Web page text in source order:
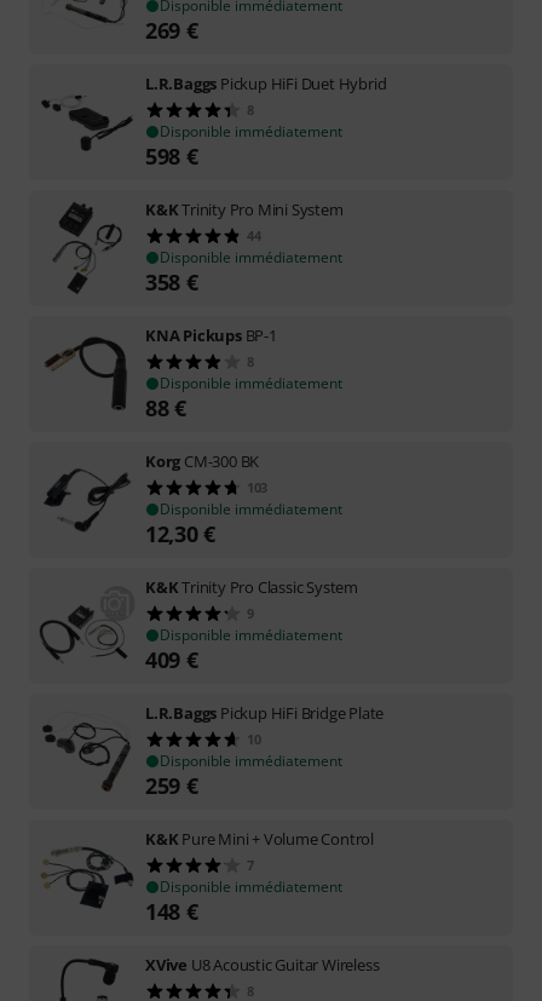
Disponible immédiatement
269 €
L.R.Baggs Pickup HiFi Duet Hybrid
8
Disponible immédiatement
598 €
K&KTrinity Pro Mini System
44
Disponible immédiatement
358 €
KNA Pickups BP-1
8
Disponible immédiatement
88€
Korg CM-300 BK
103
Disponible immédiatement
12,30€
K&KTrinity Pro Classic System
9
Disponible immédiatement
409 €
L.R.Baggs Pickup HiFi Bridge Plate
10
Disponible immédiatement
259 €
K&K Pure Mini + Volume Control
7
Disponible immédiatement
148 €
XVive U8 Acoustic Guitar Wireless
8